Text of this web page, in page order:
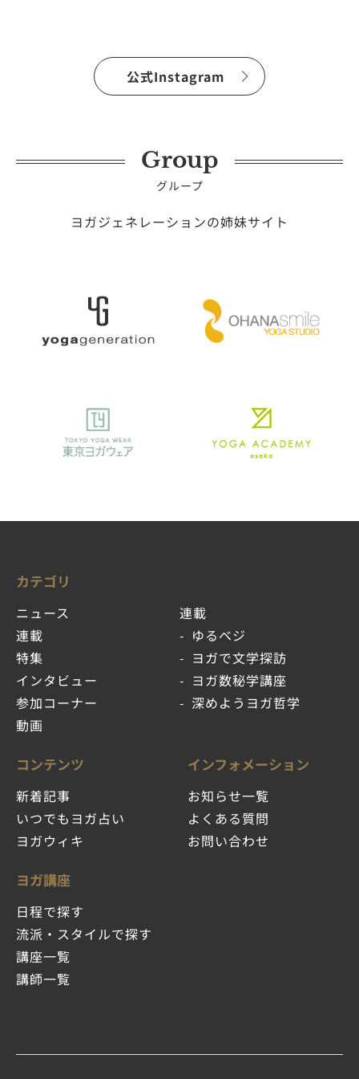
公式Instagram
Group
グループ
ヨガジェネレーションの姉妹サイト
カテゴリ
ニュース
連載
特集
インタビュー
参加コーナー
動画
連載
ゆるベジ
ヨガで文学探訪
ヨガ数秘学講座
深めようヨガ哲学
コンテンツ
新着記事
いつでもヨガ占い
ヨガウィキ
ヨガ講座
日程で探す
流派・スタイルで探す
講座一覧
講師一覧
インフォメーション
お知らせ一覧
よくある質問
お問い合わせ